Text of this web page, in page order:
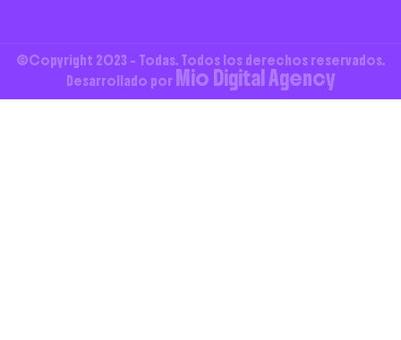
©Copyright 2023 - Todas. Todos los derechos reservados.
Desarrollado por Mio Digital Agency